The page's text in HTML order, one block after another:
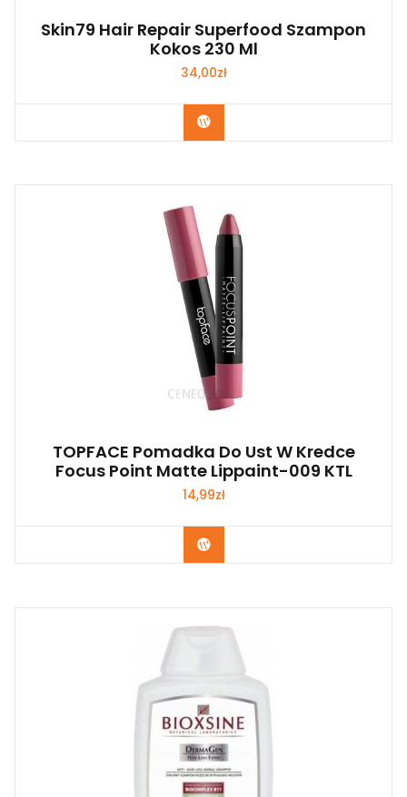
Skin79 Hair Repair Superfood Szampon
Kokos 230 Ml
34,00zł
Zobacz
TOPFACE Pomadka Do Ust W Kredce
Focus Point Matte Lippaint-009 KTL
14,99zł
Zobacz